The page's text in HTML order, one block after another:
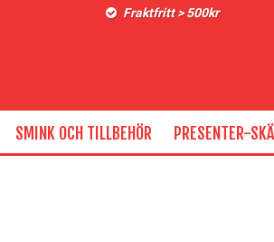
Fraktfritt > 500kr
SMINK OCH TILLBEHÖR PRESENTER-